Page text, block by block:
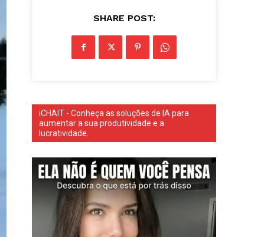
SHARE POST:
iCHAIT - Conheça as soluções de IA para
aumentar a sua produtividade e a
lucratividade.